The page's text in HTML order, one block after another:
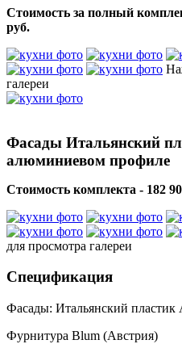
Стоимость за полный
руб.
галереи
Фасады Итальянский
алюминиевом профиле
Стоимость комплекта - 182
для просмотра галереи
Спецификация
Фасады: Итальянский
Фурнитура Blum (Австрия)